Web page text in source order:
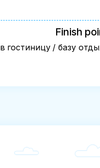
Finish
гостиницу / базу